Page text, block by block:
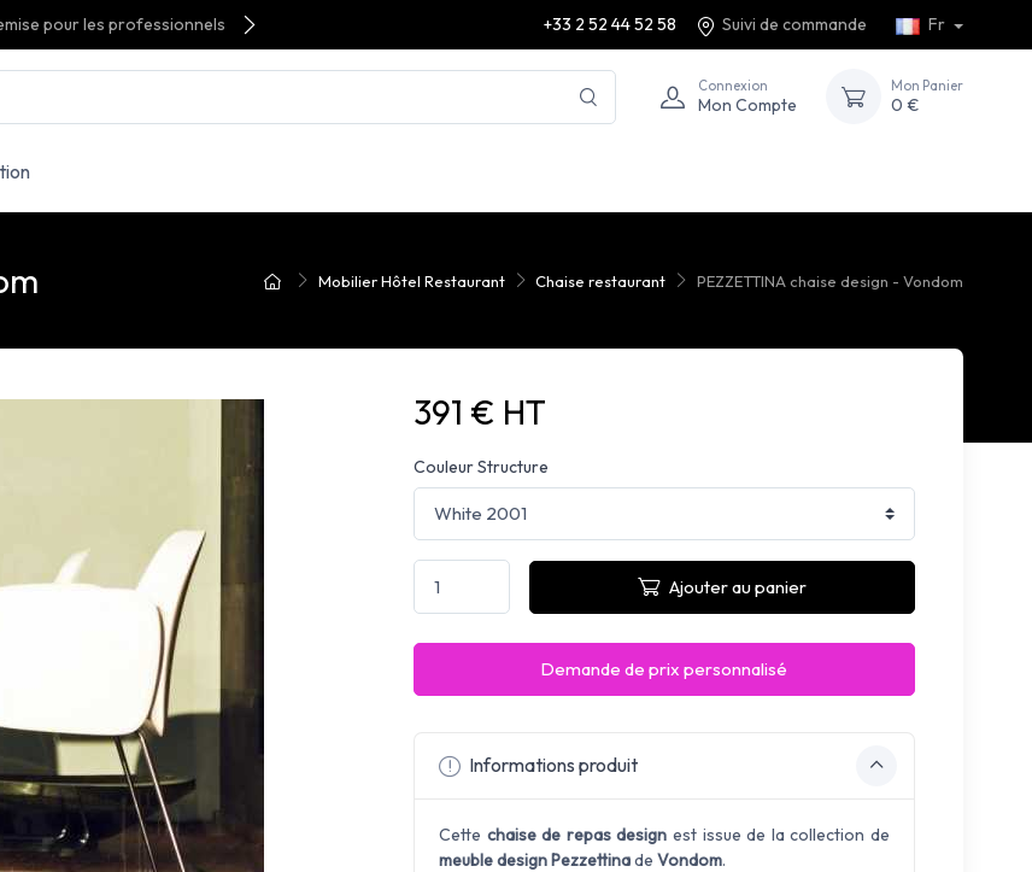
pour les professionnels +33 2 52 44 52 58 Suivi de commande Fr
Connexion
Mon Compte
Mon Panier
0 €
Mobilier Hôtel Restaurant Chaise restaurant PEZZETTINA chaise design - Vondom
391 € HT
Couleur Structure
Ajouter au panier
Demande de prix personnalisé
Informations produit
Cette chaise de repas design est issue de la collection de
meuble design Pezzettinade Vondom.